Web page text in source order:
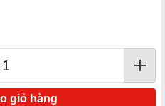
giỏ hàng